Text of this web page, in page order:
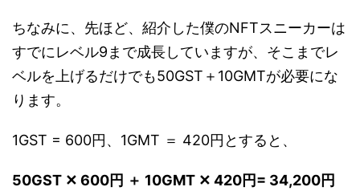
ちなみに、先ほど、紹介した僕のNFTスニーカーは
すでにレベル9まで成長していますが、そこまでレ
ベルを上げるだけでも50GST＋10GMTが必要にな
ります。
1GST = 600円、1GMT ＝ 420円とすると、
50GST ✕ 600円 ＋ 10GMT ✕ 420円= 34,200円